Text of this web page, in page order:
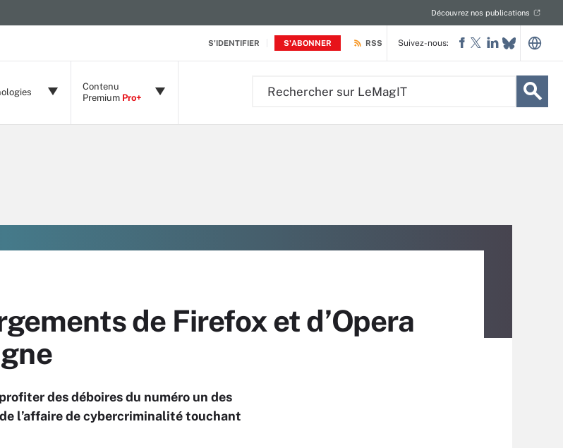
S'IDENTIFIER S'ABONNER
Découvrez nos publications
RSS
Contenu
Premium Pro+
Suivez-nous:
de Firefox et d’Opera
des déboires du numéro un des
l’affaire de cybercriminalité touchant